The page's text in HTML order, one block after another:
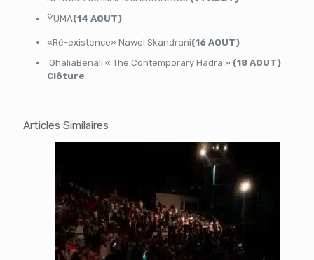
ŸUMA(14 AOUT)
«Ré-existence» Nawel Skandrani(16 AOUT)
GhaliaBenali « The Contemporary Hadra » (18 AOUT)
Clôture
Articles Similaires